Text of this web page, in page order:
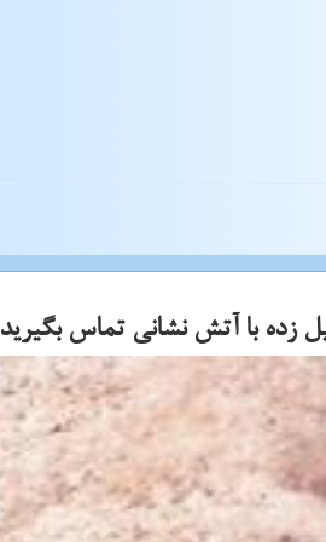
با آتش نشانی تماس بگیرید